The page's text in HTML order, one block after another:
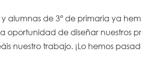
alumnas de 3° de primaria ya
oportunidad de diseñar nuestros
nuestro trabajo. ¡Lo hemos